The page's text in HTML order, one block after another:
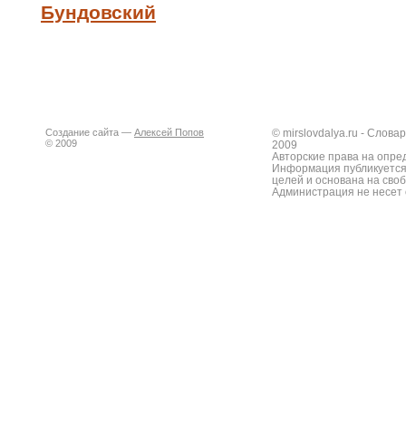
Бундовский
Создание сайта — Алексей Попов
© 2009
© mirslovdalya.ru -
2009
Авторские права на
Информация
целей и основана на
Администрация не несет